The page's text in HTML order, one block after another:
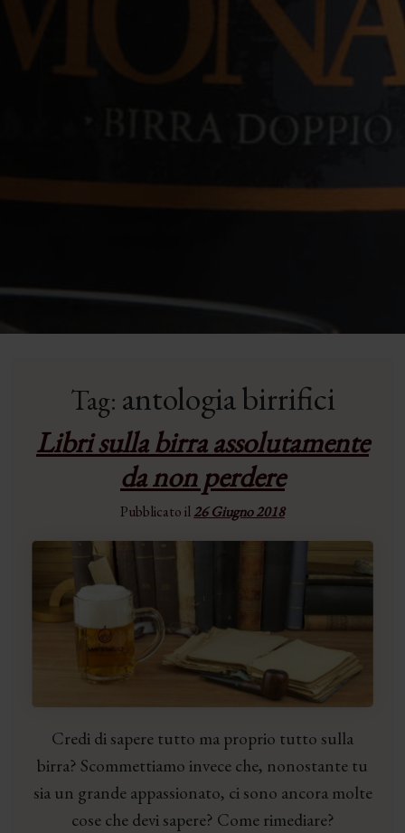
Tag: antologia birrifici
Libri sulla birra assolutamente
da non perdere
Pubblicato il26 Giugno 2018
Credi di sapere tutto ma proprio tutto sulla
birra? Scommettiamo invece che, nonostante tu
sia un grande appassionato, ci sono ancora molte
cose che devi sapere? Come rimediare?